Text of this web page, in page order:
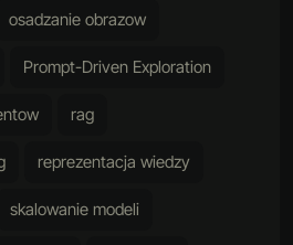
osadzanie obrazow
Prompt-Driven Exploration
rag
reprezentacja wiedzy
skalowanie modeli